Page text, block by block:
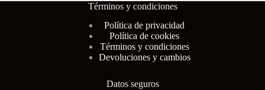
Términos y condiciones
Política de privacidad
Política de cookies
Términos y condiciones
Devoluciones y cambios
Datos seguros